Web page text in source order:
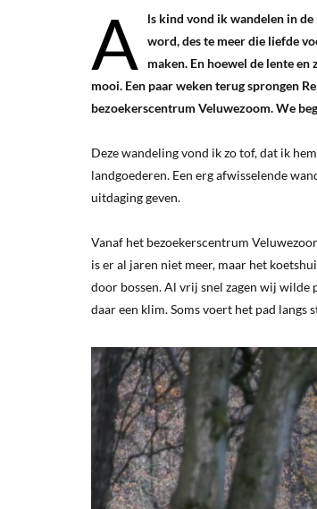
A
ls kind vond ik wandelen in
word, des te meer die liefde
maken. En hoewel de lente
mooi. Een paar weken terug sprongen
bezoekerscentrum Veluwezoom. We
Deze wandeling vond ik zo tof, dat ik
landgoederen. Een erg afwisselende
uitdaging geven.
Vanaf het bezoekerscentrum
is er al jaren niet meer, maar het
door bossen. Al vrij snel zagen wij wilde
daar een klim. Soms voert het pad langs